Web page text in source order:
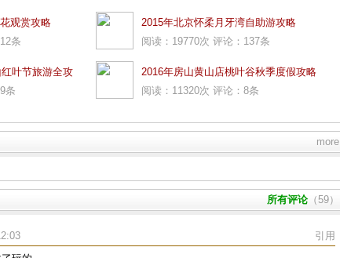
观赏攻略
条
2015年北京怀柔月牙湾自助游攻略
阅读：19770次 评论：137条
叶节旅游全攻
条
2016年房山黄山店桃叶谷秋季度假攻略
阅读：11320次 评论：8条
more
所有评论（59）
引用